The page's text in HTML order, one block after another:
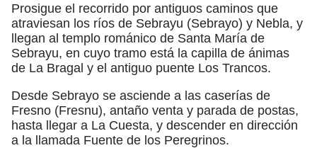
Prosigue el recorrido por antiguos caminos que
atraviesan los ríos de Sebrayu (Sebrayo) y Nebla, y
llegan al templo románico de Santa María de
Sebrayu, en cuyo tramo está la capilla de ánimas
de La Bragal y el antiguo puente Los Trancos.
Desde Sebrayo se asciende a las caserías de
Fresno (Fresnu), antaño venta y parada de postas,
hasta llegar a La Cuesta, y descender en dirección
a la llamada Fuente de los Peregrinos.